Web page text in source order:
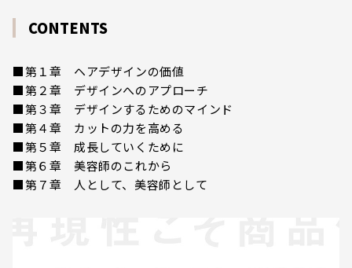
CONTENTS
■第１章 ヘアデザインの価値
■第２章 デザインへのアプローチ
■第３章 デザインするためのマインド
■第４章 カットの力を高める
■第５章 成長していくために
■第６章 美容師のこれから
■第７章 人として、美容師として